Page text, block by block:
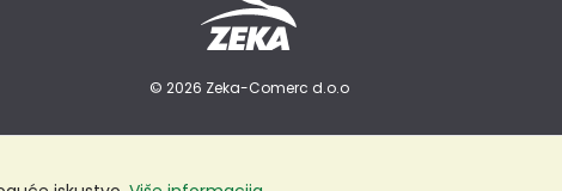
© 2026 Zeka-Comerc d.o.o